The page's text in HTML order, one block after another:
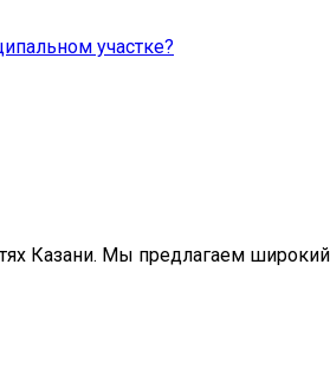
участке?
Казани. Мы предлагаем